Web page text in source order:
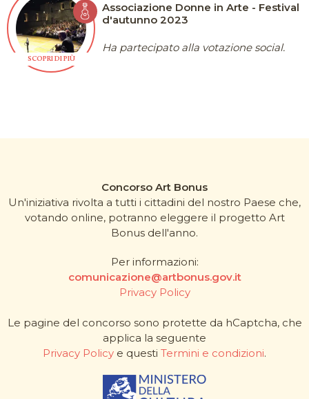
SCOPRI DI PIÙ
Associazione Donne in Arte - Festival
d'autunno 2023
Ha partecipato alla votazione social.
Concorso Art Bonus
Un'iniziativa rivolta a tutti i cittadini del nostro Paese che,
votando online, potranno eleggere il progetto Art
Bonus dell'anno.
Per informazioni:
comunicazione@artbonus.gov.it
Privacy Policy
Le pagine del concorso sono protette da hCaptcha, che
applica la seguente
Privacy Policy e questi Termini e condizioni.